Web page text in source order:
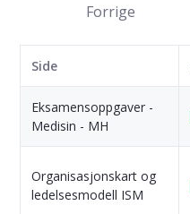
Forrige
Side
Eksamensoppgaver -
Medisin - MH
Organisasjonskart og
ledelsesmodell ISM